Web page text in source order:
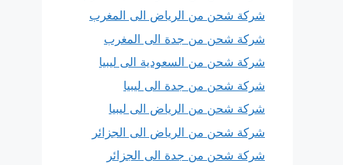
شركة شحن من الرياض الى المغرب
شركة شحن من جدة الى المغرب
شركة شحن من السعودية الى ليبيا
شركة شحن من جدة الى ليبيا
شركة شحن من الرياض الى ليبيا
شركة شحن من الرياض الى الجزائر
شركة شحن من جدة الى الجزائر